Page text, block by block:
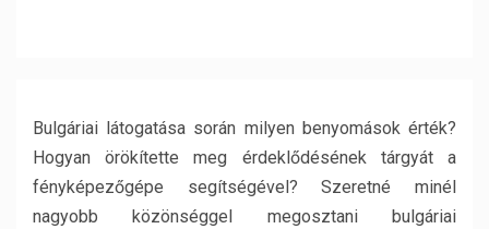
Bulgáriai látogatása során milyen benyomások érték?
Hogyan örökítette meg érdeklődésének tárgyát a
fényképezőgépe segítségével? Szeretné minél
nagyobb közönséggel megosztani bulgáriai